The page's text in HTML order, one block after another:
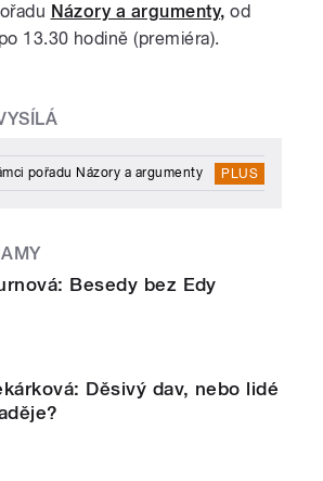
Názory a argumenty, od
13.30 hodině (premiéra).
pořadu Názory a argumenty PLUS
Besedy bez Edy
Děsivý dav, nebo lidé